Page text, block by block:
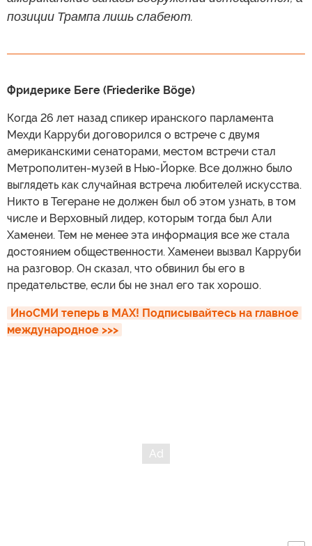
позиции Трампа лишь слабеют.
Фридерике Беге (Friederike Böge)
Когда 26 лет назад спикер иранского парламента
Мехди Карруби договорился о встрече с двумя
американскими сенаторами, местом встречи стал
Метрополитен-музей в Нью-Йорке. Все должно было
выглядеть как случайная встреча любителей искусства.
Никто в Тегеране не должен был об этом узнать, в том
числе и Верховный лидер, которым тогда был Али
Хаменеи. Тем не менее эта информация все же стала
достоянием общественности. Хаменеи вызвал Карруби
на разговор. Он сказал, что обвинил бы его в
предательстве, если бы не знал его так хорошо.
ИноСМИ теперь в MAX! Подписывайтесь на главное
международное >>>